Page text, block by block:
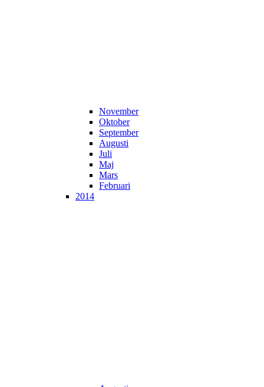
November
Oktober
September
Augusti
Juli
Maj
Mars
Februari
2014